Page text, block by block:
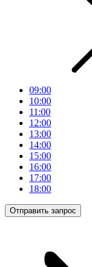
09:00
10:00
11:00
12:00
13:00
14:00
15:00
16:00
17:00
18:00
Отправить запрос